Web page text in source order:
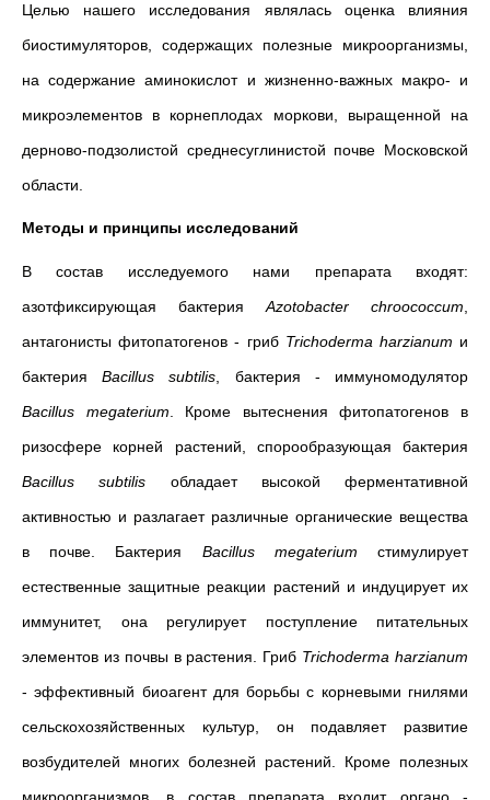
Целью нашего исследования являлась оценка влияния
биостимуляторов, содержащих полезные микроорганизмы,
на содержание аминокислот и жизненно-важных макро- и
микроэлементов в корнеплодах моркови, выращенной на
дерново-подзолистой среднесуглинистой почве Московской
области.
Методы и принципы исследований
В состав исследуемого нами препарата входят:
азотфиксирующая бактерия Azotobacter chroococcum
антагонисты фитопатогенов - гриб Trichoderma harzianum и
бактерияBacillus subtilis , бактерия - иммуномодулятор
Bacillus
megaterium . Кроме вытеснения фитопатогенов в
ризосфере корней растений, спорообразующая бактерия
Bacillus
subtilis обладает высокой ферментативной
активностью и разлагает различные органические вещества
в почве. Бактерия Bacillus megaterium стимулирует
естественные защитные реакции растений и индуцирует их
иммунитет, она регулирует поступление питательных
элементов из почвы в растения. Гриб Trichoderma harzianum
- эффективный биоагент для борьбы с корневыми гнилями
сельскохозяйственных культур, он подавляет развитие
возбудителей многих болезней растений. Кроме полезных